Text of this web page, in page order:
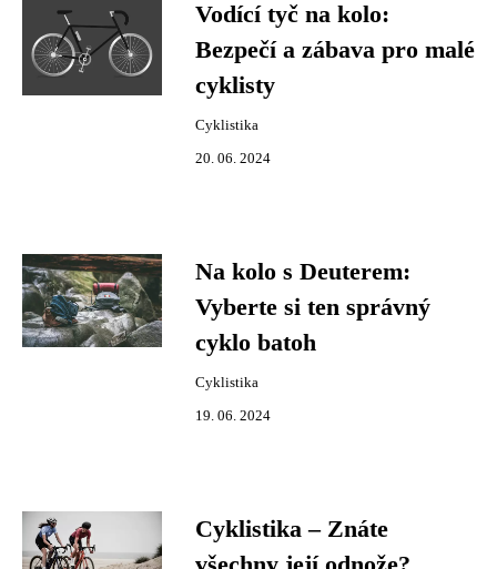
Vodící tyč na kolo:
Bezpečí a zábava pro malé
cyklisty
Cyklistika
20. 06. 2024
Na kolo s Deuterem:
Vyberte si ten správný
cyklo batoh
Cyklistika
19. 06. 2024
Cyklistika – Znáte